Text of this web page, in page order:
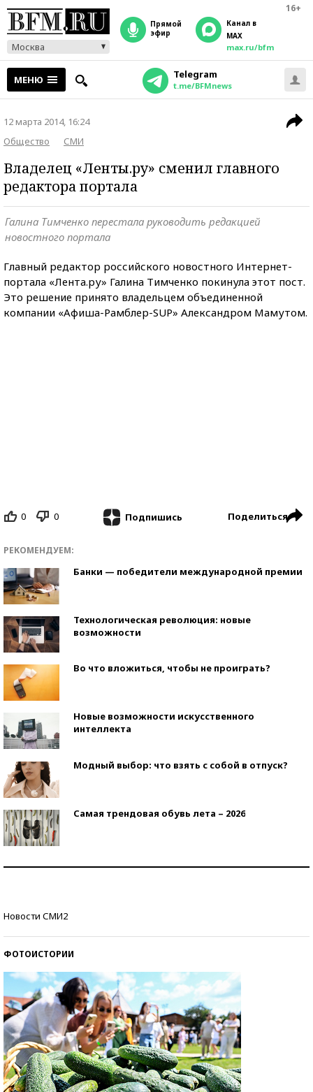
16+
Москва
прямой
эфир
Канал в
MAX
max.ru/bfm
МЕНЮ Telegram
t.me/BFMnews
12 марта 2014, 16:24
Общество
СМИ
Владелец «Ленты.ру» сменил главного
редактора портала
Галина Тимченко перестала руководить редакцией
новостного портала
Главный редактор российского новостного Интернет-
портала «Лента.ру» Галина Тимченко покинула этот пост.
Это решение принято владельцем объединенной
компании «Афиша-Рамблер-SUP» Александром Мамутом.
0 0 Подпишись Поделиться
РЕКОМЕНДУЕМ:
Банки — победители международной премии
Технологическая революция: новые
возможности
Во что вложиться, чтобы не проиграть?
Новые возможности искусственного
интеллекта
Модный выбор: что взять с собой в отпуск?
Самая трендовая обувь лета – 2026
Новости СМИ2
ФОТОИСТОРИИ